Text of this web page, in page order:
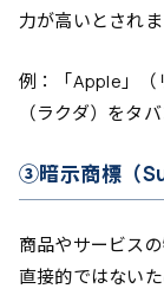
力が高いとされま
例：「Apple」（
（ラクダ）をタ
③暗示商標（
商品やサービス
直接的ではない